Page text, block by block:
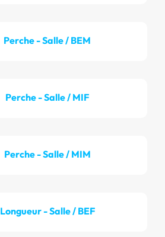
Perche - Salle / BEM
Perche - Salle / MIF
Perche - Salle / MIM
Longueur - Salle / BEF